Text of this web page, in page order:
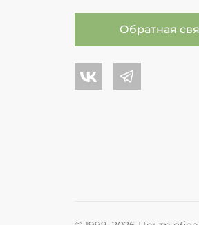
Обратная
Центр обоев во
Центр обоев в